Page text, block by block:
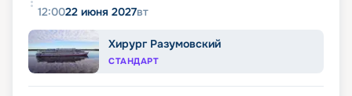
12:0022 июня 2027вт
Хирург Разумовский
СТАНДАРТ